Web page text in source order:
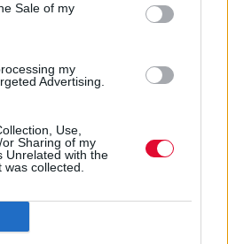
Sale of my
my
Advertising.
Use,
Sharing of my
Unrelated with the
collected.